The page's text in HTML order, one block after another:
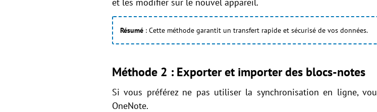
Résumé : Cette méthode garantit un transfert rapide et sécurisé de vos données.
Méthode 2 : Exporter et importer des blocs-notes
Si vous préférez ne pas utiliser la synchronisation en ligne,
OneNote.